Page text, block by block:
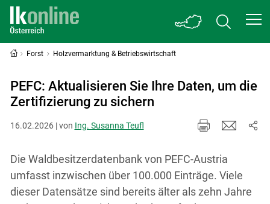
Forst Holzvermarktung & Betriebswirtschaft
PEFC: Aktualisieren Sie Ihre Daten, um die
Zertifizierung zu sichern
16.02.2026 | von Ing. Susanna Teufl
Die Waldbesitzerdatenbank von PEFC-Austria
umfasst inzwischen über 100.000 Einträge. Viele
dieser Datensätze sind bereits älter als zehn Jahre